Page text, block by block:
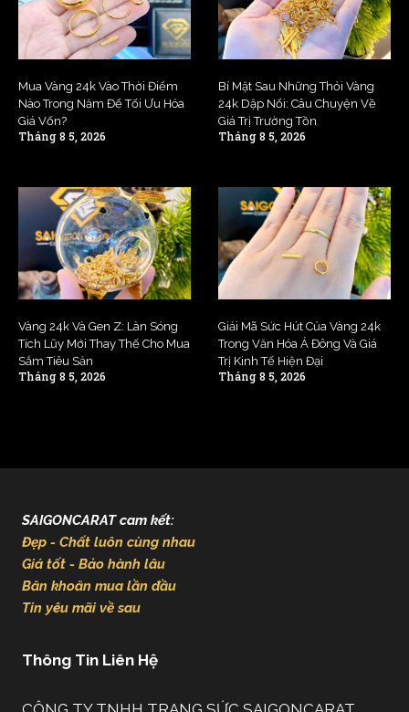
Mua Vàng 24k Vào Thời Điểm
Nào Trong Năm Để Tối Ưu Hóa
Giá Vốn?
Tháng 8 5, 2026
Bí Mật Sau Những Thỏi Vàng
24k Dập Nổi: Câu Chuyện Về
Giá Trị Trường Tồn
Tháng 8 5, 2026
Vàng 24k Và Gen Z: Làn Sóng
Tích Lũy Mới Thay Thế Cho Mua
Sắm Tiêu Sản
Tháng 8 5, 2026
Giải Mã Sức Hút Của Vàng 24k
Trong Văn Hóa Á Đông Và Giá
Trị Kinh Tế Hiện Đại
Tháng 8 5, 2026
SAIGONCARAT cam kết:
Đẹp - Chất luôn cùng nhau
Giá tốt - Bảo hành lâu
Băn khoăn mua lần đầu
Tin yêu mãi về sau
Thông Tin Liên Hệ